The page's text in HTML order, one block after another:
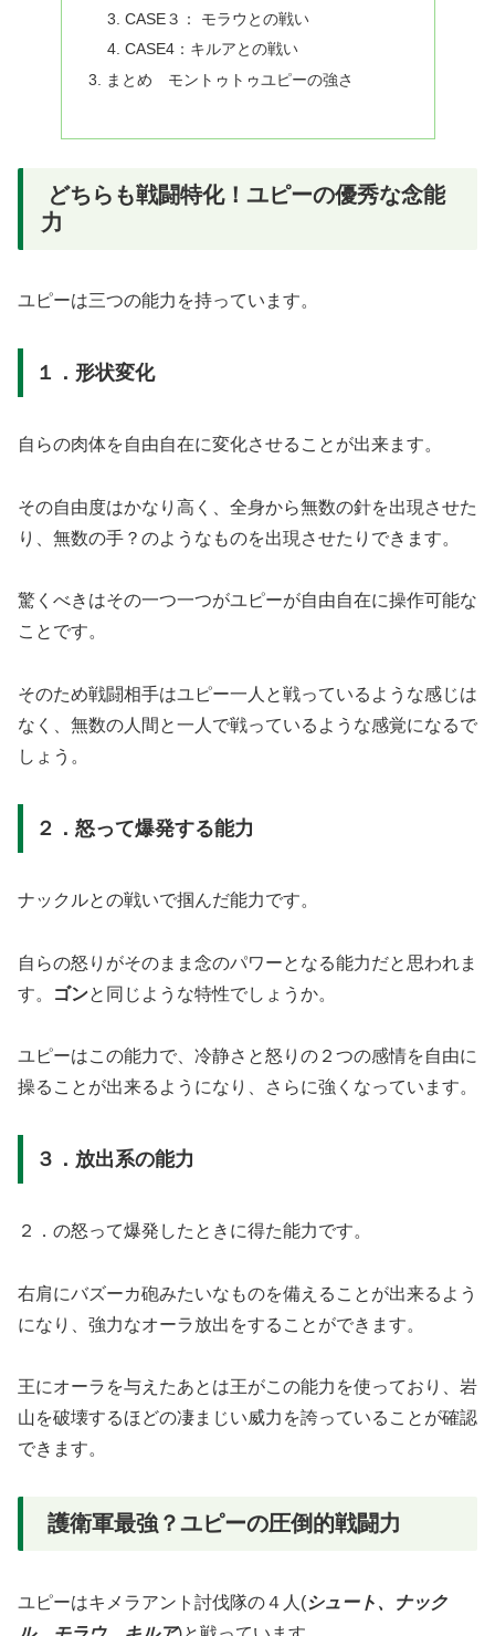
CASE３： モラウとの戦い
CASE4：キルアとの戦い
まとめ モントゥトゥユピーの強さ
どちらも戦闘特化！ユピーの優秀な念能
力
ユピーは三つの能力を持っています。
１．形状変化
自らの肉体を自由自在に変化させることが出来ます。
その自由度はかなり高く、全身から無数の針を出現させた
り、無数の手？のようなものを出現させたりできます。
驚くべきはその一つ一つがユピーが自由自在に操作可能な
ことです。
そのため戦闘相手はユピー一人と戦っているような感じは
なく、無数の人間と一人で戦っているような感覚になるで
しょう。
２．怒って爆発する能力
ナックルとの戦いで掴んだ能力です。
自らの怒りがそのまま念のパワーとなる能力だと思われま
す。
ゴンと同じような特性でしょうか。
ユピーはこの能力で、冷静さと怒りの２つの感情を自由に
操ることが出来るようになり、さらに強くなっています。
３．放出系の能力
２．の怒って爆発したときに得た能力です。
右肩にバズーカ砲みたいなものを備えることが出来るよう
になり、強力なオーラ放出をすることができます。
王にオーラを与えたあとは王がこの能力を使っており、岩
山を破壊するほどの凄まじい威力を誇っていることが確認
できます。
護衛軍最強？ユピーの圧倒的戦闘力
ユピーはキメラアント討伐隊の４人(シュート、ナック